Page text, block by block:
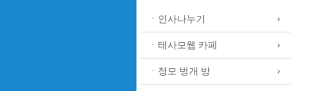
ㆍ인사나누기
ㆍ테사모웹 카페
ㆍ정모 벙개 방